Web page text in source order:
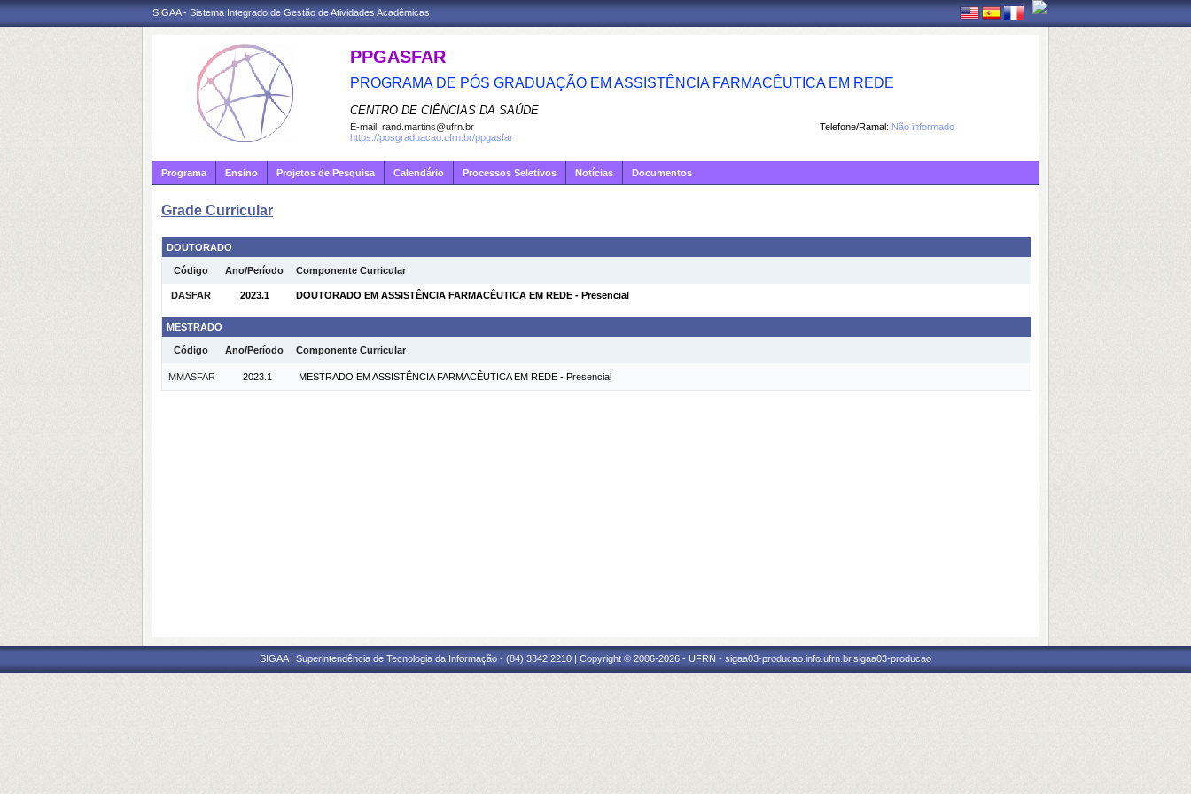
SIGAA - Sistema Integrado de Gestão de Atividades Acadêmicas
PPGASFAR
PROGRAMA DE PÓS GRADUAÇÃO EM ASSISTÊNCIA FARMACÊUTICA EM REDE
CENTRO DE CIÊNCIAS DA SAÚDE
Telefone/Ramal: Não informado
E-mail: rand.martins@ufrn.br
https://posgraduacao.ufrn.br/ppgasfar
Programa Ensino Projetos de Pesquisa Calendário Processos Seletivos Notícias Documentos
Grade Curricular
DOUTORADO
Código Ano/Período Componente Curricular
DASFAR 2023.1 DOUTORADO EM ASSISTÊNCIA FARMACÊUTICA EM REDE - Presencial
MESTRADO
Código Ano/Período Componente Curricular
MMASFAR 2023.1 MESTRADO EM ASSISTÊNCIA FARMACÊUTICA EM REDE - Presencial
SIGAA | Superintendência de Tecnologia da Informação - (84) 3342 2210 | Copyright © 2006-2026 - UFRN - sigaa03-producao.info.ufrn.br.sigaa03-producao